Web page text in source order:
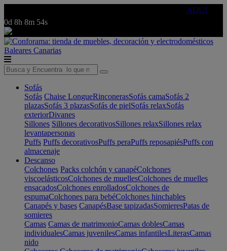
AQUÍ
0d 8h 8m 54s
Baleares Canarias
Sofás
Sofás Chaise LongueRinconerasSofás camaSofás 2
plazasSofás 3 plazasSofás de pielSofás relaxSofás
exteriorDivanes
Sillones Sillones decorativosSillones relaxSillones relax
levantapersonas
Puffs Puffs decorativosPuffs peraPuffs reposapiésPuffs con
almacenaje
Descanso
Colchones Packs colchón y canapéColchones
viscoelásticosColchones de muellesColchones de muelles
ensacadosColchones enrolladosColchones de
espumaColchones para bebéColchones hinchables
Canapés y bases CanapésBase tapizadasSomieresPatas de
somieres
Camas Camas de matrimonioCamas doblesCamas
individualesCamas juvenilesCamas infantilesLiterasCamas
nido